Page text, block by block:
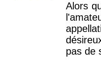
Alors
pas de